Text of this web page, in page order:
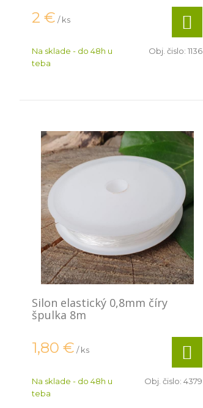
2 € / ks
Na sklade - do 48h u
teba
Obj. čislo: 1136
Silon elastický 0,8mm číry
špulka 8m
1,80 € / ks
Na sklade - do 48h u
teba
Obj. čislo: 4379